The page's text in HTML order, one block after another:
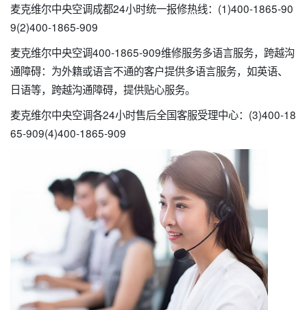
麦克维尔中央空调成都24小时统一报修热线：(1)400-1865-90
9(2)400-1865-909
麦克维尔中央空调400-1865-909维修服务多语言服务，跨越沟
通障碍：为外籍或语言不通的客户提供多语言服务，如英语、
日语等，跨越沟通障碍，提供贴心服务。
麦克维尔中央空调各24小时售后全国客服受理中心：(3)400-18
65-909(4)400-1865-909